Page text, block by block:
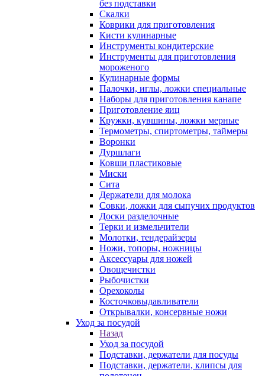
без подставки
Скалки
Коврики для приготовления
Кисти кулинарные
Инструменты кондитерские
Инструменты для приготовления
мороженого
Кулинарные формы
Палочки, иглы, ложки специальные
Наборы для приготовления канапе
Приготовление яиц
Кружки, кувшины, ложки мерные
Термометры, спиртометры, таймеры
Воронки
Дуршлаги
Ковши пластиковые
Миски
Сита
Держатели для молока
Совки, ложки для сыпучих продуктов
Доски разделочные
Терки и измельчители
Молотки, тендерайзеры
Ножи, топоры, ножницы
Аксессуары для ножей
Овощечистки
Рыбочистки
Орехоколы
Косточковыдавливатели
Открывалки, консервные ножи
Уход за посудой
Назад
Уход за посудой
Подставки, держатели для посуды
Подставки, держатели, клипсы для